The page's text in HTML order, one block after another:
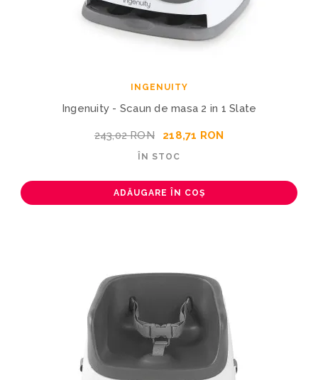
INGENUITY
Ingenuity - Scaun de masa 2 in 1 Slate
243,02 RON 218,71 RON
ÎN STOC
ADĂUGARE ÎN COȘ